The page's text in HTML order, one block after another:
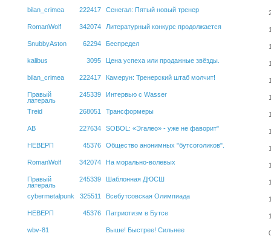
bilan_crimea
222417 Сенегал: Пятый новый тренер
RomanWolf
342074 Литературный конкурс продолжается
SnubbyAston
62294 Беспредел
kalibus
3095 Цена успеха или продажные звёзды.
bilan_crimea
222417 Камерун: Тренерский штаб молчит!
Правый
латераль
245339 Интервью с Wasser
Treid
268051 Трансформеры
АВ
227634 SOBOL: «Эгалео» - уже не фаворит"
НЕВЕРП
45376 Общество анонимных "бутсоголиков".
RomanWolf
342074 На морально-волевых
Правый
латераль
245339 Шаблонная ДЮСШ
cybermetalpunk
325511 Всебутсовская Олимпиада
НЕВЕРП
45376 Патриотизм в Бутсе
wbv-81
Выше! Быстрее! Сильнее